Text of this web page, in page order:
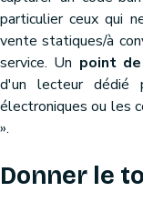
particulier ceux qui
vente statiques/à
service. Un point
d'un lecteur dédié
électroniques ou les
».
Donner le